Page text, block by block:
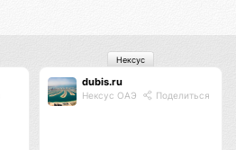
dubis.ru
Нексус ОАЭ Поделиться
Нексус